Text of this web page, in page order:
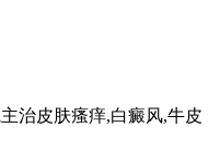
治皮肤瘙痒,白癜风,牛皮